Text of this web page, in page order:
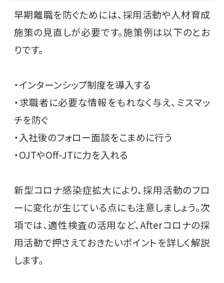
早期離職を防ぐためには、採用活動や人材育成
施策の見直しが必要です。施策例は以下のとお
りです。
・インターンシップ制度を導入する
・求職者に必要な情報をもれなく与え、ミスマッ
チを防ぐ
・入社後のフォロー面談をこまめに行う
・OJTやOff-JTに力を入れる
新型コロナ感染症拡大により、採用活動のフロ
ーに変化が生じている点にも注意しましょう。次
項では、適性検査の活用など、Afterコロナの採
用活動で押さえておきたいポイントを詳しく解説
します。